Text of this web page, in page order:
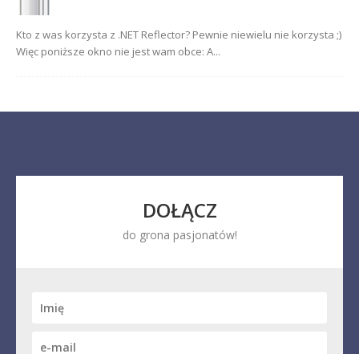
Kto z was korzysta z .NET Reflector? Pewnie niewielu nie korzysta ;)
Więc poniższe okno nie jest wam obce: A...
DOŁĄCZ
do grona pasjonatów!